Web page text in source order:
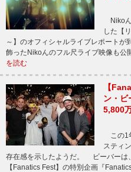
Nikoん
した【
～】のオフィシャルライブレポートが
飾ったNikoんのフル尺ライブ映像も
を読む
【
ン・ビ
5,800
この1
スティ
存在感を示したようだ。 ビーバーは
【Fanatics Fest】の特別企画『